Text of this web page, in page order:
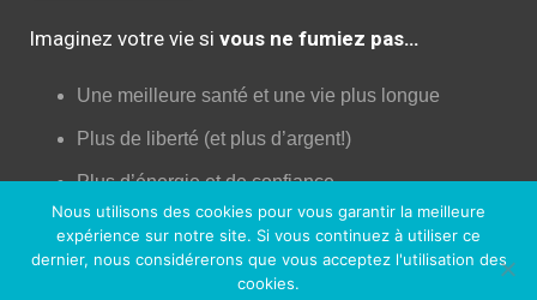
Imaginez votre vie si vous ne fumiez pas…
Une meilleure santé et une vie plus longue
Plus de liberté (et plus d’argent!)
Plus d’énergie et de confiance
Moins de dégâts pour votre corps!
Augmentation de la libido!
Nous utilisons des cookies pour vous garantir la meilleure
expérience sur notre site. Si vous continuez à utiliser ce
dernier, nous considérerons que vous acceptez l'utilisation des
cookies.